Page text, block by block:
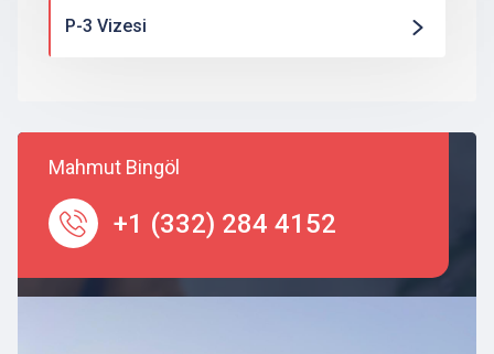
P-3 Vizesi
Mahmut Bingöl
+1 (332) 284 4152